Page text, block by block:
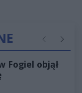
Poprzednie
Fogiel objął